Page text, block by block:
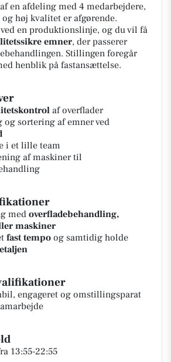
en afdeling med 4 medarbejdere,
høj kvalitet er afgørende.
en produktionslinje, og du vil få
emner, der passerer
Stillingen foregår
henblik på fastansættelse.
af overflader
og sortering af emner ved
i et lille team
af maskiner til
medoverfladebehandling,
maskiner
fast tempo og samtidig holde
engageret og omstillingsparat
13:55-22:55